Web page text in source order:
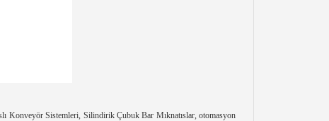
Konveyör Sistemleri, Silindirik Çubuk Bar Mıknatıslar, otomasyon